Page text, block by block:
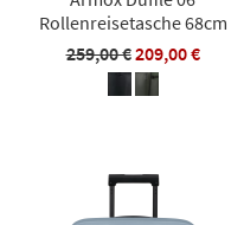
Rollenreisetasche 68cm
259,00 €209,00 €